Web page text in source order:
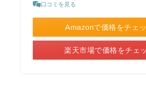
口コミを見る
Amazonで価格をチェ
楽天市場で価格をチェ